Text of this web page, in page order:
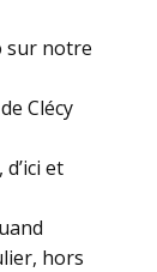
sur notre
Clécy
et
hors